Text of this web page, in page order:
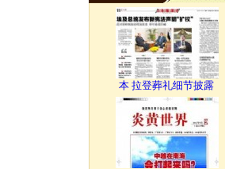
本 拉登葬礼细节披露